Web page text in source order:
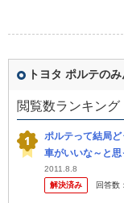
トヨタ ポルテの
閲覧数ランキング
ポルテって結局
車がいいな～と
てます。 でも・
しづ...
2011.8.8
解決済み
回答数：